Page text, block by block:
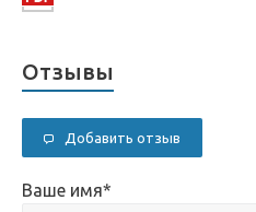
Отзывы
Добавить отзыв
Ваше имя*